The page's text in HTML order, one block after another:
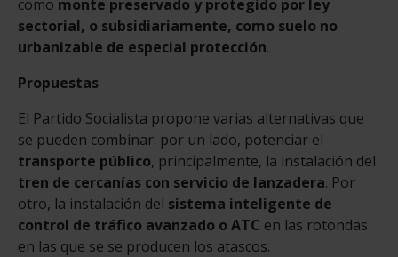
como monte preservado y protegido por ley
sectorial, o subsidiariamente, como suelo no
urbanizable de especial protección.
Propuestas
El Partido Socialista propone varias alternativas que
se pueden combinar: por un lado, potenciar el
transporte público, principalmente, la instalación del
tren de cercanías con servicio de lanzadera. Por
otro, la instalación del sistema inteligente de
control de tráfico avanzado o ATC en las rotondas
en las que se se producen los atascos.